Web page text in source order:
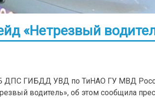
«Нетрезвый
ДПС ГИБДД УВД по ТиНАО ГУ МВД
водитель», об этом сообщила